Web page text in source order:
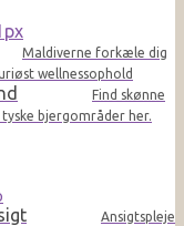
Maldiverne forkæle dig
wellnessophold
Find skønne
bjergområder her.
Ansigtspleje